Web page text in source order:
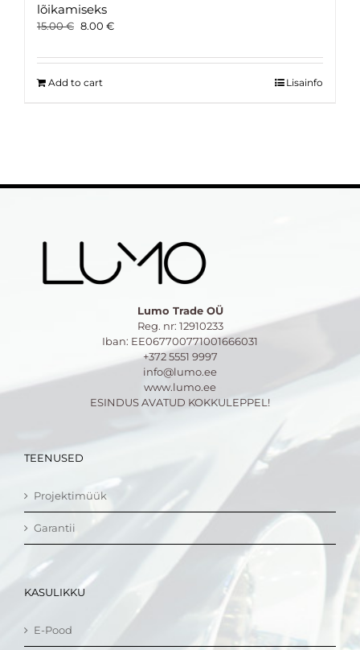
lõikamiseks
15.00€ Original
was:
8.00 €Current
is:
Add to cart Lisainfo
Lumo Trade OÜ
Reg. nr: 12910233
Iban: EE067700771001666031
+372 5551 9997
info@lumo.ee
www.lumo.ee
ESINDUS AVATUD KOKKULEPPEL!
TEENUSED
Projektimüük
Garantii
KASULIKKU
E-Pood